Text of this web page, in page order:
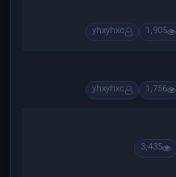
1,905
yhxyhxc
1,756
yhxyhxc
3,435